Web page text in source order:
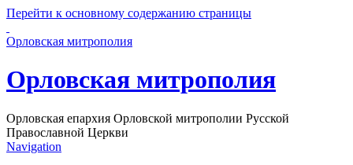
Перейти к основному содержанию страницы
Орловская митрополия
Орловская митрополия
Орловская епархия Орловской митрополии Русской
Православной Церкви
Navigation